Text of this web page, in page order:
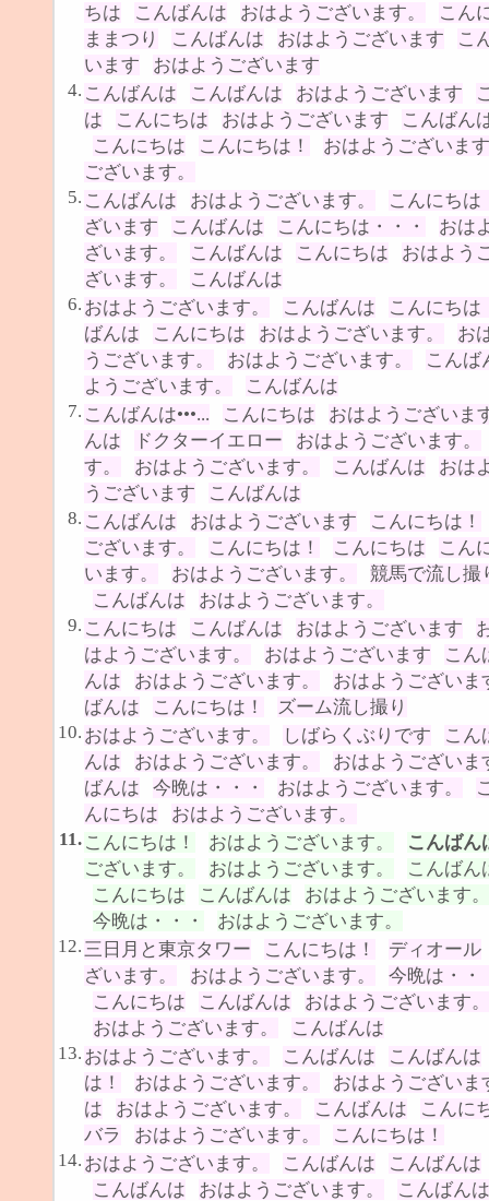
ちは
こんばんは おはようございます。
こん
ままつり
こんばんは おはようございます
こ
います
おはようございます
4. こんばんは こんばんは おはようございます
は
こんにちは おはようございます
こんばん
こんにちは
こんにちは！
おはようございま
ございます。
5. こんばんは おはようございます。
こんにちは
ざいます
こんばんは こんにちは・・・
おは
ざいます。
こんばんは こんにちは
おはよう
ざいます。
こんばんは
6. おはようございます。 こんばんは
こんにちは
ばんは
こんにちは おはようございます。
お
うございます。
おはようございます。
こんば
ようございます。
こんばんは
7. こんばんは•••... こんにちは
おはようございま
んは
ドクターイエロー
おはようございます。
す。
おはようございます。 こんばんは
おは
うございます
こんばんは
8. こんばんは おはようございます
こんにちは！
ございます。
こんにちは！ こんにちは
こん
います。
おはようございます。
競馬で流し撮
こんばんは
おはようございます。
9. こんにちは こんばんは おはようございます
はようございます。
おはようございます
こん
んは
おはようございます。
おはようございま
ばんは
こんにちは！
ズーム流し撮り
10. おはようございます。 しばらくぶりです
こん
んは
おはようございます。
おはようございま
ばんは
今晩は・・・ おはようございます。
んにちは
おはようございます。
11. こんにちは！ おはようございます。
こんばん
ございます。
おはようございます。
こんばん
こんにちは
こんばんは
おはようございます。
今晩は・・・
おはようございます。
12. 三日月と東京タワー こんにちは！
ディオール
ざいます。
おはようございます。
今晩は・・
こんにちは
こんばんは
おはようございます。
おはようございます。
こんばんは
13. おはようございます。 こんばんは
こんばんは
は！
おはようございます。
おはようございま
は
おはようございます。 こんばんは
こんに
バラ
おはようございます。
こんにちは！
14. おはようございます。 こんばんは
こんばんは
こんばんは
おはようございます。
こんばんは